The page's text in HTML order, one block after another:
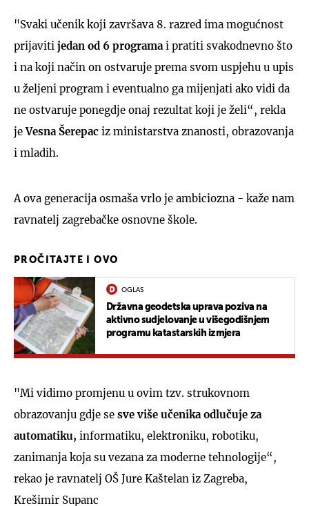
"Svaki učenik koji završava 8. razred ima mogućnost
prijaviti jedan od 6 programai pratiti svakodnevno što
i na koji način on ostvaruje prema svom uspjehu u upis
u željeni program i eventualno ga mijenjati ako vidi da
ne ostvaruje ponegdje onaj rezultat koji je želi“, rekla
jeVesna Šerepac iz ministarstva znanosti, obrazovanja
i mladih.
A ova generacija osmaša vrlo je ambiciozna - kaže nam
ravnatelj zagrebačke osnovne škole.
PROČITAJTE I OVO
OGLAS
Državna geodetska uprava poziva na
aktivno sudjelovanje u višegodišnjem
programu katastarskih izmjera
"Mi vidimo promjenu u ovim tzv. strukovnom
obrazovanju gdje se sve više učenika odlučuje za
automatiku, informatiku, elektroniku, robotiku,
zanimanja koja su vezana za moderne tehnologije“,
rekao je ravnatelj OŠ Jure Kaštelan iz Zagreba,
Krešimir Supanc